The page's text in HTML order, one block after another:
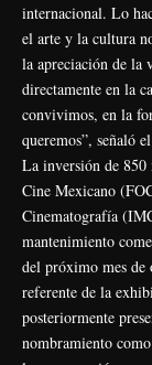
internacional. Lo
el arte y la cultura
la apreciación de la
directamente en la
convivimos, en la
queremos”, señaló
La inversión de 850
Cine Mexicano
Cinematografía
mantenimiento
del próximo mes de
referente de la
posteriormente
nombramiento